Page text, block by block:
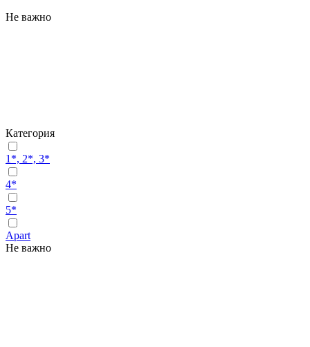
Не важно
Категория
1*, 2*, 3*
4*
5*
Apart
Не важно